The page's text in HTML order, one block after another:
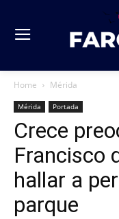
Home Mérida
Mérida Portada
Crece
Francisco
hallar a
parque